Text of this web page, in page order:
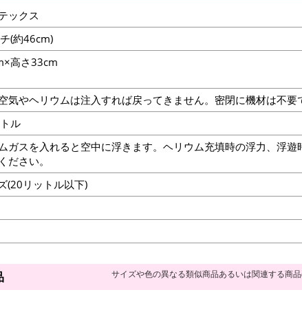
ックス
(約46cm)
高さ33cm
気やヘリウムは注入すれば戻ってきません。密閉に機材は不要
ル
ガスを入れると空中に浮きます。ヘリウム充填時の浮力、浮遊
ださい。
(20リットル以下)
サイズや色の異なる類似商品あるいは関連する商